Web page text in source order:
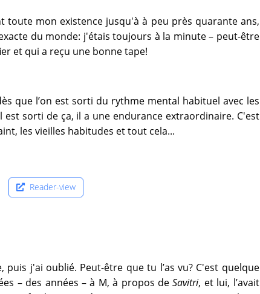
toute mon existence jusqu'à à peu près quarante ans,
du monde: j'étais toujours à la minute – peut-être
et qui a reçu une bonne tape!
que l’on est sorti du rythme mental habituel avec les
est sorti de ça, il a une endurance extraordinaire. C'est
les vieilles habitudes et tout cela...
Reader-view
j'ai oublié. Peut-être que tu l’as vu? C'est quelque
– des années – à M, à propos deSavitri, et lui, l’avait